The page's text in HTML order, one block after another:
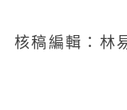
核稿編輯：林